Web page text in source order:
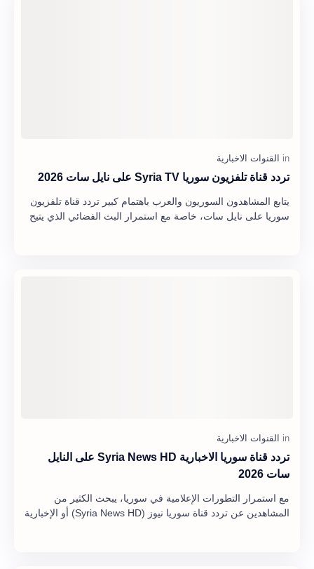
تردد قناة تلفزيون سوريا Syria TV على نايل سات 2026
يتابع المشاهدون السوريون والعرب باهتمام كبير تردد قناة تلفزيون
سوريا على نايل سات، خاصة مع استمرار البث الفضائي الذي يتيح
تردد قناة سوريا الاخبارية Syria News HD على النايل
سات 2026
مع استمرار التطورات الإعلامية في سوريا، يبحث الكثير من
المشاهدين عن تردد قناة سوريا نيوز (Syria News HD) أو الإخبارية